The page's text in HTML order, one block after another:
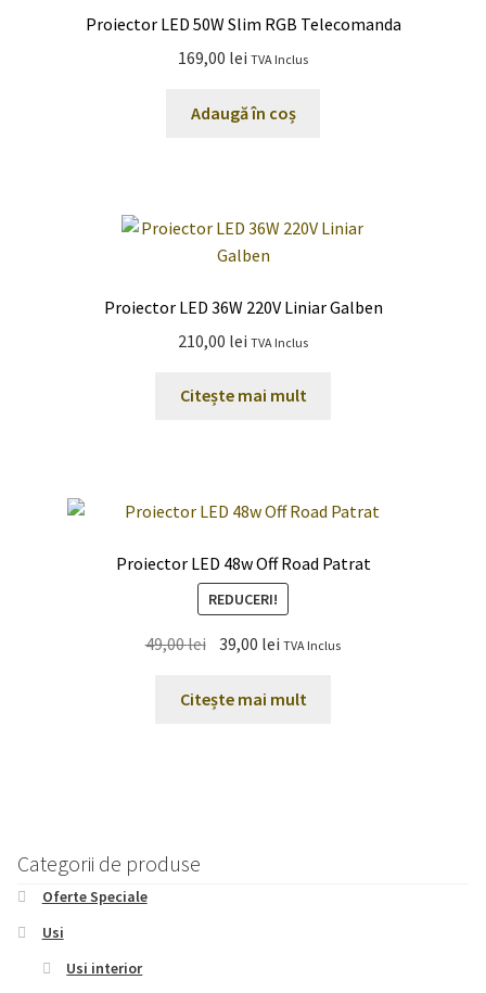
Proiector LED 50W Slim RGB Telecomanda
169,00 lei TVA Inclus
Adaugă în coș
Proiector LED 36W 220V Liniar Galben
210,00 lei TVA Inclus
Citește mai mult
Proiector LED 48w Off Road Patrat
REDUCERI!
49,00lei Prețul
a
39,00 lei Prețul
este:
TVA Inclus
Citește mai mult
Categorii de produse
Oferte Speciale
Usi
Usi interior